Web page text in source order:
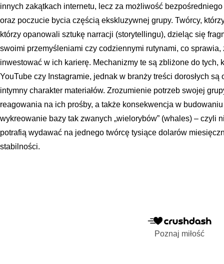
innych zakątkach internetu, lecz za możliwość
oraz poczucie bycia częścią ekskluzywnej grupy. Twórcy,
którzy opanowali sztukę narracji (storytellingu), dzieląc się
swoimi przemyśleniami czy codziennymi rutynami, co
inwestować w ich karierę. Mechanizmy te są zbliżone do tych,
YouTube czy Instagramie, jednak w branży treści dorosłych
intymny charakter materiałów. Zrozumienie potrzeb swojej
reagowania na ich prośby, a także konsekwencja w
wykreowanie bazy tak zwanych „wielorybów” (whales) – czyli
potrafią wydawać na jednego twórcę tysiące dolarów
stabilności.
Poznaj miłość